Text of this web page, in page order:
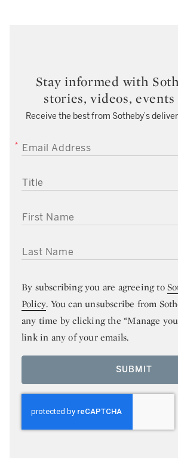
Stay informed with
stories, videos, events
Receive the best from Sotheby’s
EMAIL ADDRESS
TITLE
FIRST NAME
LAST NAME
By subscribing you are agreeing to
Policy. You can unsubscribe from
any time by clicking the “Manage
link in any of your emails.
SUBMIT